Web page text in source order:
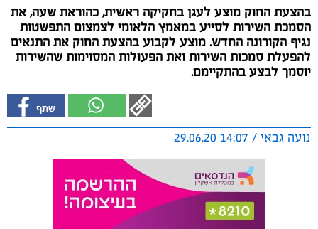
בהצעת החוק מוצע לעגן בחקיקה ראשית, כהוראת שעה, את
הסמכת השירות לסייע במאמץ הלאומי לצמצום התפשטות
נגיף הקורונה החדש. מוצע לקבוע בהצעת החוק את התנאים
להפעלת סמכות השירות ואת הפעולות המסוימות שהשירות
יוסמך לבצע בהתקיימם.
נועה גבאי / 14:07 29.06.20